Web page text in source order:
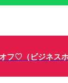
フ♡（ビジネス